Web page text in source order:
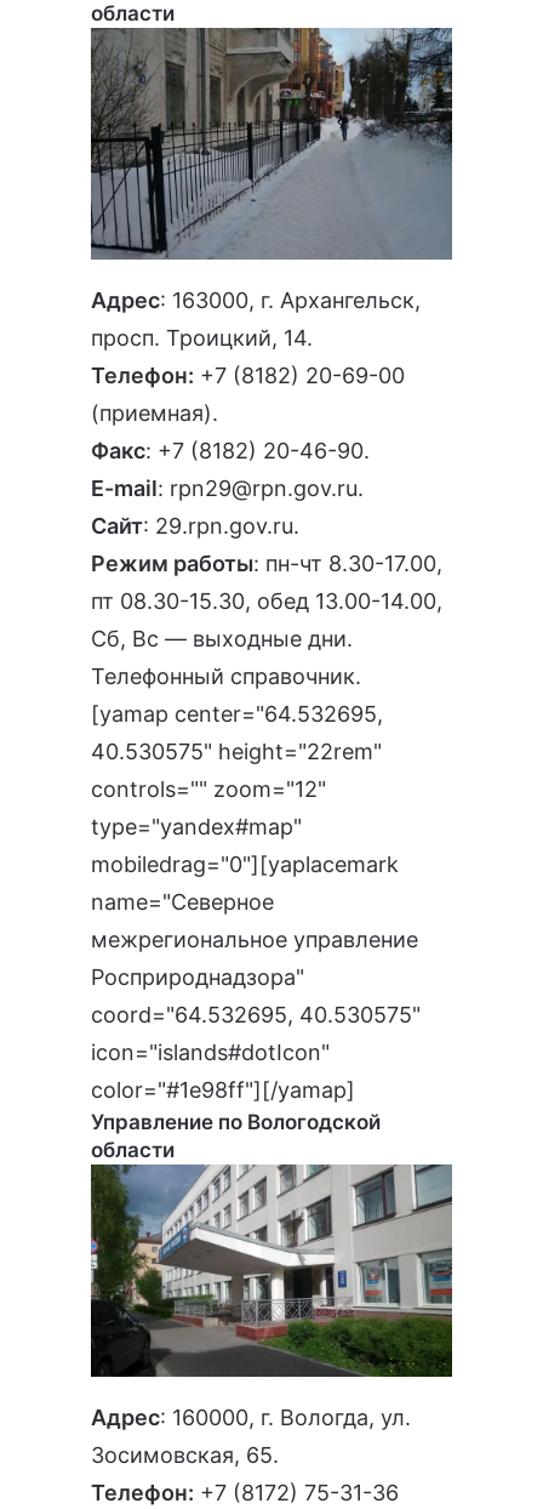
области
Адрес: 163000, г. Архангельск,
просп. Троицкий, 14.
Телефон: +7 (8182) 20-69-00
(приемная).
Факс: +7 (8182) 20-46-90.
E-mail: rpn29@rpn.gov.ru.
Сайт: 29.rpn.gov.ru.
Режим работы: пн-чт 8.30-17.00,
пт 08.30-15.30, обед 13.00-14.00,
Сб, Вс — выходные дни.
Телефонный справочник.
[yamap center="64.532695,
40.530575" height="22rem"
controls="" zoom="12"
type="yandex#map"
mobiledrag="0"][yaplacemark
name="Северное
межрегиональное управление
Росприроднадзора"
coord="64.532695, 40.530575"
icon="islands#dotIcon"
color="#1e98ff"][/yamap]
Управление по Вологодской
области
Адрес: 160000, г. Вологда, ул.
Зосимовская, 65.
Телефон: +7 (8172) 75-31-36